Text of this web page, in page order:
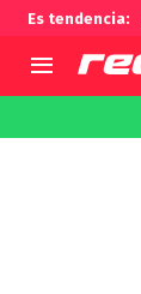
Es tendencia: